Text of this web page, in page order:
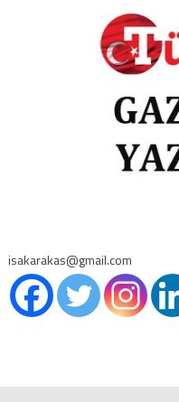
isakarakas@gmail.com